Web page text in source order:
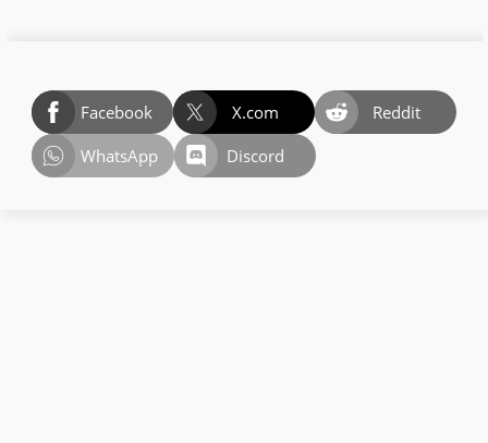
Facebook X.com
Reddit
WhatsApp
Discord